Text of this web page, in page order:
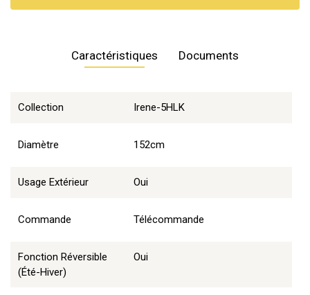
Caractéristiques
Collection Irene-5HLK
Diamètre 152cm
Usage Extérieur Oui
Commande Télécommande
Fonction Réversible
(été-Hiver)
Oui
Documents